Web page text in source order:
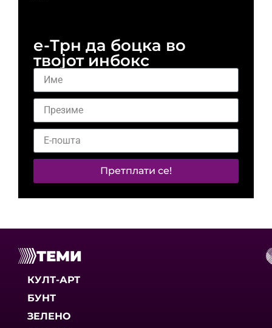
е-Трн да боцка во
твојот инбокс
Претплати се!
ТЕМИ
КУЛТ-АРТ
БУНТ
ЗЕЛЕНО